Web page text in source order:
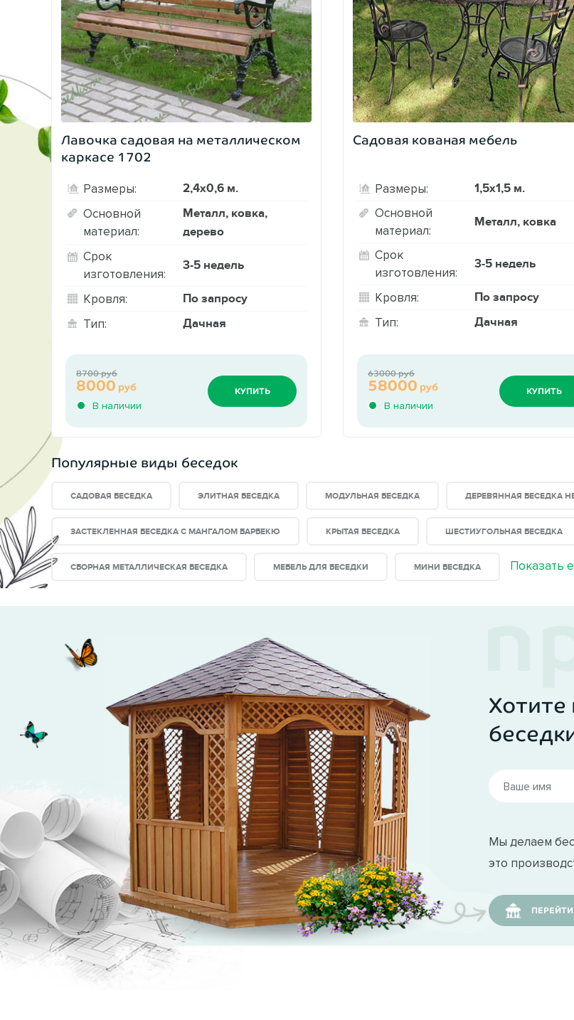
Лавочка садовая на металлическом
каркасе 1702
Размеры: 2,4х0,6 м.
Основной
материал:
Металл, ковка,
дерево
Срок
изготовления:
3-5 недель
Кровля: По запросу
Тип: Дачная
В наличии
8000 руб
8700 руб
КУПИТЬ
Садовая кованая мебель
Размеры: 1,5х1,5 м.
Основной
материал:
Металл, ковка
Срок
изготовления:
3-5 недель
Кровля: По запросу
Тип: Дачная
В наличии
58000 руб
63000 руб
КУПИТЬ
Популярные виды беседок
САДОВАЯ БЕСЕДКА ЭЛИТНАЯ БЕСЕДКА МОДУЛЬНАЯ БЕСЕДКА ДЕРЕВЯННАЯ БЕСЕДКА
ЗАСТЕКЛЕННАЯ БЕСЕДКА С МАНГАЛОМ БАРБЕКЮ КРЫТАЯ БЕСЕДКА ШЕСТИУГОЛЬНАЯ БЕСЕДКА
СБОРНАЯ МЕТАЛЛИЧЕСКАЯ БЕСЕДКА МЕБЕЛЬ ДЛЯ БЕСЕДКИ МИНИ БЕСЕДКА Показать
Хотите
Мы делаем
это